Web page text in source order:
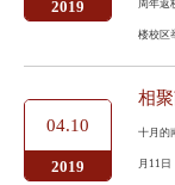
2019 周年返
楼校区
04.10
2019
十月的
月11日